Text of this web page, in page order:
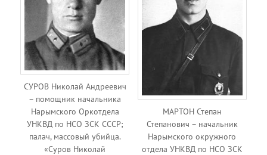
СУРОВ Николай Андреевич
– помощник начальника
Нарымского Оркотдела
УНКВД по НСО ЗСК СССР;
палач, массовый убийца.
«Суров Николай
МАРТОН Степан
Степанович – начальник
Нарымского окружного
отдела УНКВД по НСО ЗСК